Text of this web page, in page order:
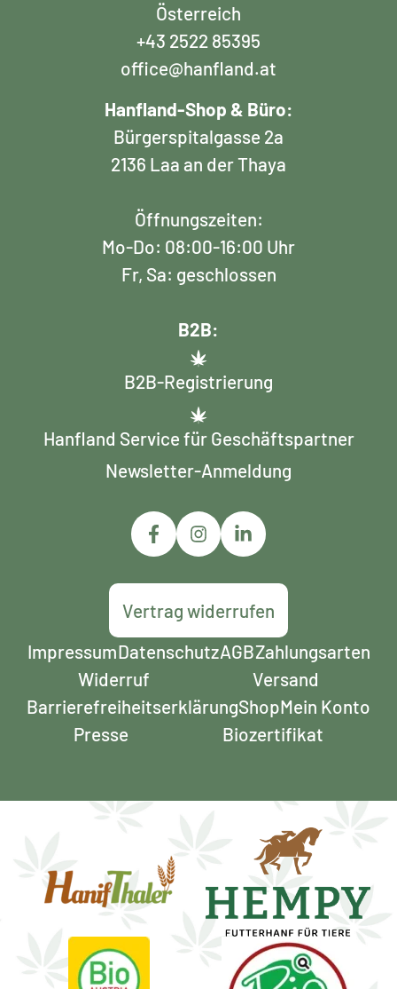
Österreich
+43 2522 85395
office@hanfland.at
Hanfland-Shop & Büro:
Bürgerspitalgasse 2a
2136 Laa an der Thaya
Öffnungszeiten:
Mo-Do: 08:00-16:00 Uhr
Fr, Sa: geschlossen
B2B:
B2B-Registrierung
Hanfland Service für Geschäftspartner
Newsletter-Anmeldung
Vertrag widerrufen
ImpressumDatenschutzAGBZahlungsarten
Widerruf
Versand
Barrierefreiheits­erklärungShopMein Konto
Presse
Biozertifikat